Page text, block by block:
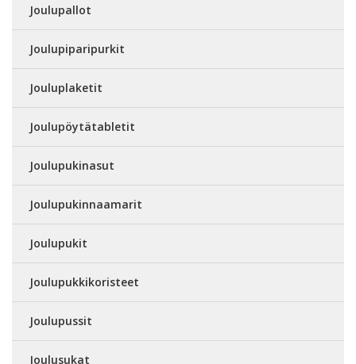
Joulupallot
Joulupiparipurkit
Jouluplaketit
Joulupöytätabletit
Joulupukinasut
Joulupukinnaamarit
Joulupukit
Joulupukkikoristeet
Joulupussit
Joulusukat